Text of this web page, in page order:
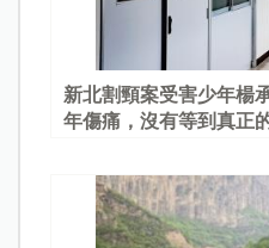
新北割頸案受害少年楊
年傷痛，沒有等到真正